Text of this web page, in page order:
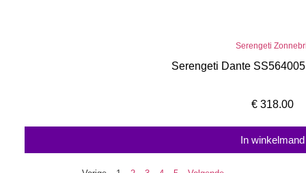
Serengeti
Serengeti Dante
€ 318.00
In winkelmand